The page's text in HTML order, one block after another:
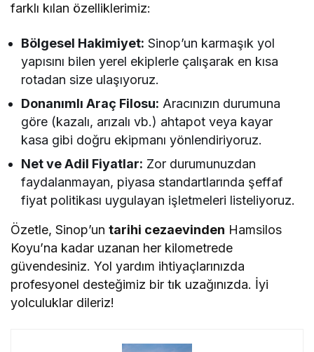
farklı kılan özelliklerimiz:
Bölgesel Hakimiyet: Sinop’un karmaşık yol
yapısını bilen yerel ekiplerle çalışarak en kısa
rotadan size ulaşıyoruz.
Donanımlı Araç Filosu: Aracınızın durumuna
göre (kazalı, arızalı vb.) ahtapot veya kayar
kasa gibi doğru ekipmanı yönlendiriyoruz.
Net ve Adil Fiyatlar: Zor durumunuzdan
faydalanmayan, piyasa standartlarında şeffaf
fiyat politikası uygulayan işletmeleri listeliyoruz.
Özetle, Sinop’untarihi cezaevinden Hamsilos
Koyu’na kadar uzanan her kilometrede
güvendesiniz. Yol yardım ihtiyaçlarınızda
profesyonel desteğimiz bir tık uzağınızda. İyi
yolculuklar dileriz!